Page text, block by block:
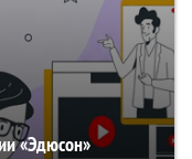
«Эдюсон»